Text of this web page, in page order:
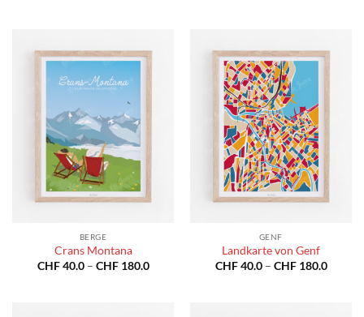
BERGE
Crans Montana
CHF40.0 – CHF180.0Preisspanne:
GENF
Landkarte von Genf
CHF40.0 – CHF180.0